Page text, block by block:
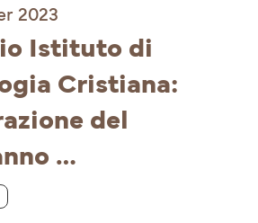
2023
Istituto di
Cristiana:
del